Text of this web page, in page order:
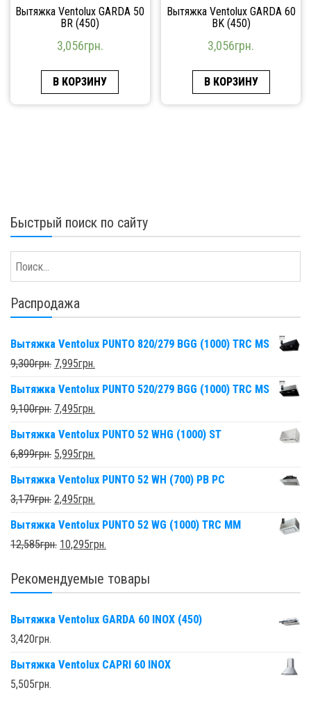
Вытяжка Ventolux GARDA 50
BR (450)
3,056грн.
В КОРЗИНУ
Вытяжка Ventolux GARDA 60
BK (450)
3,056грн.
В КОРЗИНУ
Быстрый поиск по сайту
Распродажа
Вытяжка Ventolux PUNTO 820/279 BGG (1000) TRC MS
9,300грн. 7,995грн.
Вытяжка Ventolux PUNTO 520/279 BGG (1000) TRC MS
9,100грн. 7,495грн.
Вытяжка Ventolux PUNTO 52 WHG (1000) ST
6,899грн. 5,995грн.
Вытяжка Ventolux PUNTO 52 WH (700) PB PC
3,179грн. 2,495грн.
Вытяжка Ventolux PUNTO 52 WG (1000) TRC MM
12,585грн. 10,295грн.
Рекомендуемые товары
Вытяжка Ventolux GARDA 60 INOX (450)
3,420грн.
Вытяжка Ventolux CAPRI 60 INOX
5,505грн.